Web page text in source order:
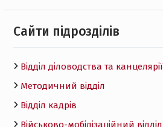
Cайти підрозділів
Відділ діловодства та канцелярії
Методичний відділ
Відділ кадрів
Військово-мобілізаційний відділ